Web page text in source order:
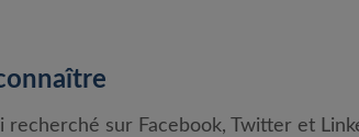
sur Facebook, Twitter et